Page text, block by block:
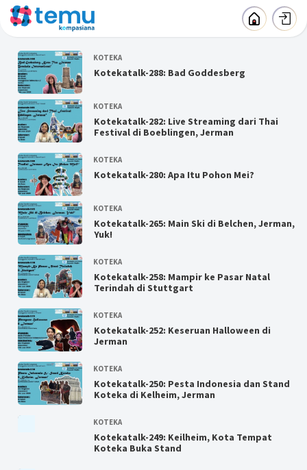
Kotekatalk-288: Bad Goddesberg
KOTEKA
Kotekatalk-282: Live Streaming dari Thai
Festival di Boeblingen, Jerman
KOTEKA
Kotekatalk-280: Apa Itu Pohon Mei?
KOTEKA
Kotekatalk-265: Main Ski di Belchen, Jerman,
Yuk!
KOTEKA
Kotekatalk-258: Mampir ke Pasar Natal
Terindah di Stuttgart
KOTEKA
Kotekatalk-252: Keseruan Halloween di
Jerman
KOTEKA
Kotekatalk-250: Pesta Indonesia dan Stand
Koteka di Kelheim, Jerman
KOTEKA
Kotekatalk-249: Keilheim, Kota Tempat
Koteka Buka Stand
KOTEKA